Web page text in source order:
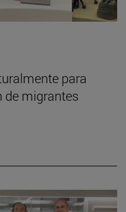
para
de migrantes